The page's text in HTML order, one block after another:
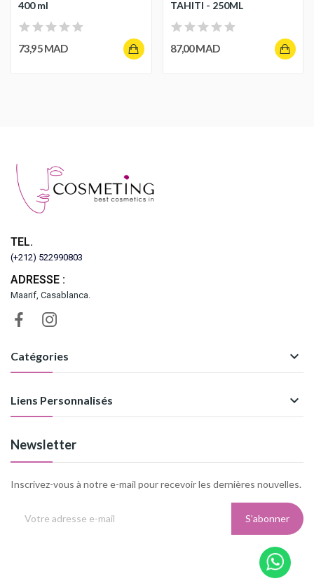
400 ml
73,95 MAD
TAHITI - 250ML
87,00 MAD
TEL.
(+212) 522990803
ADRESSE :
Maarif, Casablanca.
Catégories 
Liens Personnalisés 
Newsletter
Inscrivez-vous à notre e-mail pour recevoir les dernières nouvelles.
S’abonner